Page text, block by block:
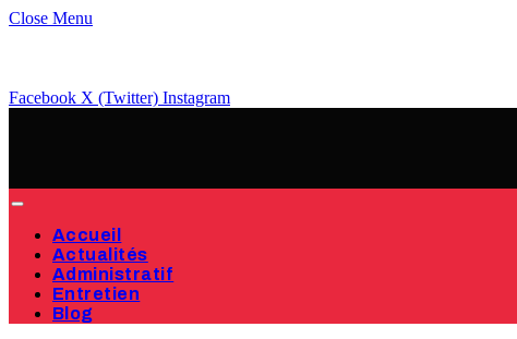
Close Menu
Facebook X (Twitter) Instagram
Accueil
Actualités
Administratif
Entretien
Blog